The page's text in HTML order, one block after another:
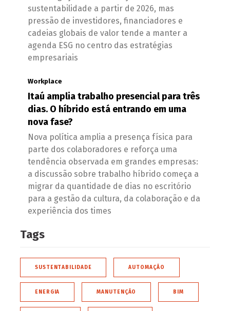
sustentabilidade a partir de 2026, mas
pressão de investidores, financiadores e
cadeias globais de valor tende a manter a
agenda ESG no centro das estratégias
empresariais
Workplace
Itaú amplia trabalho presencial para três
dias. O híbrido está entrando em uma
nova fase?
Nova política amplia a presença física para
parte dos colaboradores e reforça uma
tendência observada em grandes empresas:
a discussão sobre trabalho híbrido começa a
migrar da quantidade de dias no escritório
para a gestão da cultura, da colaboração e da
experiência dos times
Tags
SUSTENTABILIDADE AUTOMAÇÃO
ENERGIA MANUTENÇÃO BIM